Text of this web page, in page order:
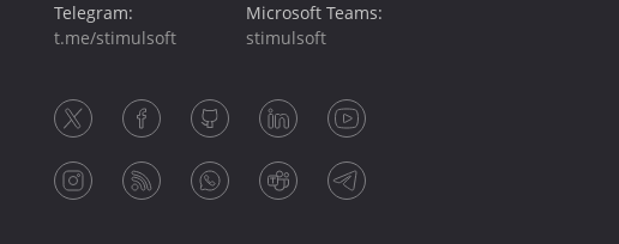
Telegram:
t.me/stimulsoft
Microsoft Teams:
stimulsoft